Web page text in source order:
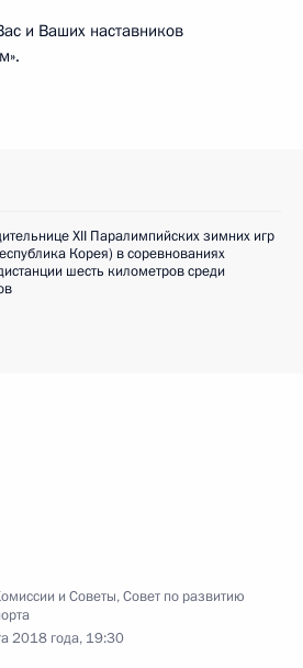
и Ваших наставников
XII Паралимпийских зимних игр
Корея) в соревнованиях
шесть километров среди
и Советы,Совет по развитию
2018 года, 19:30